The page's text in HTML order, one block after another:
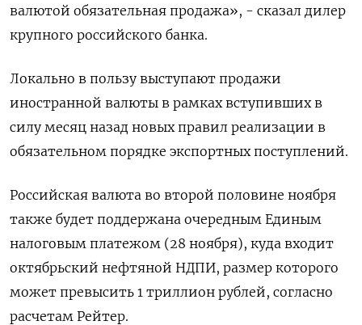
валютой обязательная продажа», - сказал дилер
крупного российского банка.
Локально в пользу выступают продажи
иностранной валюты в рамках вступивших в
силу месяц назад новых правил реализации в
обязательном порядке экспортных поступлений.
Российская валюта во второй половине ноября
также будет поддержана очередным Единым
налоговым платежом (28 ноября), куда входит
октябрьский нефтяной НДПИ, размер которого
может превысить 1 триллион рублей, согласно
расчетам Рейтер.